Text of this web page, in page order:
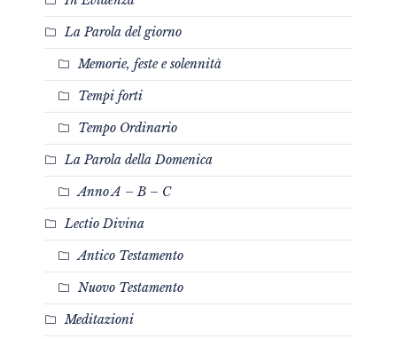
La Parola del giorno
Memorie, feste e solennità
Tempi forti
Tempo Ordinario
La Parola della Domenica
Anno A – B – C
Lectio Divina
Antico Testamento
Nuovo Testamento
Meditazioni